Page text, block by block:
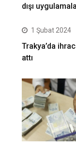
dışı
1 Şubat 2024
Trakya’da
attı